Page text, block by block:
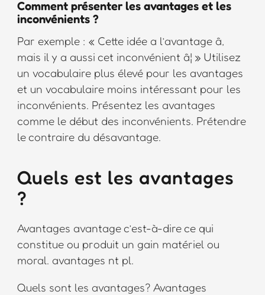
Comment présenter les avantages et les
inconvénients ?
Par exemple : « Cette idée a l’avantage â,
mais il y a aussi cet inconvénient â¦ » Utilisez
un vocabulaire plus élevé pour les avantages
et un vocabulaire moins intéressant pour les
inconvénients. Présentez les avantages
comme le début des inconvénients. Prétendre
le contraire du désavantage.
Quels est les avantages
?
Avantages avantage c’est-à-dire ce qui
constitue ou produit un gain matériel ou
moral. avantages nt pl.
Quels sont les avantages? Avantages